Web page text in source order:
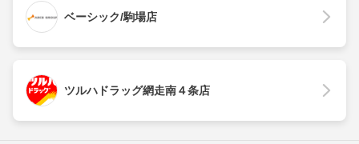
ベーシック/駒場店
ツルハドラッグ網走南４条店